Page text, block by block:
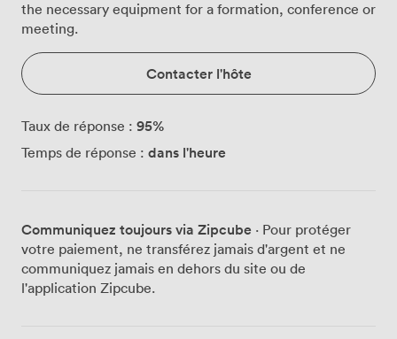
the necessary equipment for a formation, conference or
meeting.
Contacter l'hôte
Taux de réponse : 95%
Temps de réponse : dans l'heure
Communiquez toujours via Zipcube · Pour protéger
votre paiement, ne transférez jamais d'argent et ne
communiquez jamais en dehors du site ou de
l'application Zipcube.